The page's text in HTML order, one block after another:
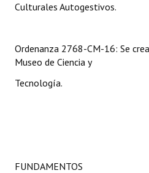
Datos Históricos
Audiencias Públicas - Registro
Mujeres que Dejaron Huellas -
Banca del Vecino - Registro
Culturales Autogestivos.
Ordenanza 2768-CM-16: Se
Museo de Ciencia y
Tecnología.
FUNDAMENTOS